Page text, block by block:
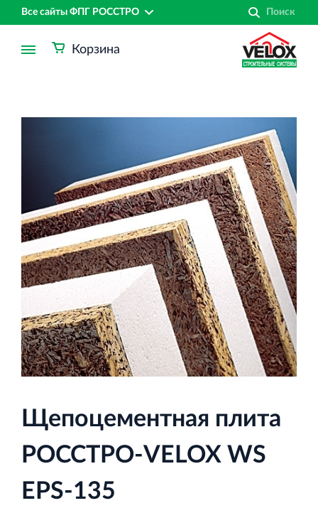
Все сайты ФПГ РОССТРО
Финансово‐промышленная группа РОССТРО
Аренда недвижимости в Санкт‐Петербурге
и Ленинградской области
Строительная система ROSSTRO‐VELOX
Несъёмная опалубка из щепоцементных плит
Корзина
Щепоцементная плита
РОССТРО-VELOX WS
EPS-135